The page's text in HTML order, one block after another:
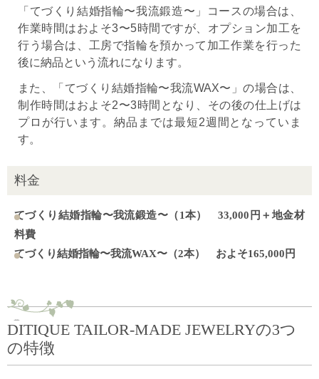
「てづくり結婚指輪〜我流鍛造〜」コースの場合は、
作業時間はおよそ3〜5時間ですが、オプション加工を
行う場合は、工房で指輪を預かって加工作業を行った
後に納品という流れになります。
また、「てづくり結婚指輪〜我流WAX〜」の場合は、
制作時間はおよそ2〜3時間となり、その後の仕上げは
プロが行います。納品までは最短2週間となっていま
す。
料金
てづくり結婚指輪〜我流鍛造〜（1本） 33,000円＋地金材
料費
てづくり結婚指輪〜我流WAX〜（2本） およそ165,000円
DITIQUE TAILOR-MADE JEWELRYの3つ
の特徴